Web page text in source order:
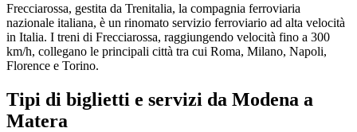
Frecciarossa, gestita da Trenitalia, la compagnia ferroviaria
nazionale italiana, è un rinomato servizio ferroviario ad alta velocità
in Italia. I treni di Frecciarossa, raggiungendo velocità fino a 300
km/h, collegano le principali città tra cui Roma, Milano, Napoli,
Florence e Torino.
Tipi di biglietti e servizi da Modena a
Matera